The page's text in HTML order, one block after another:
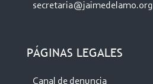
secretaria@jaimedelamo.org
PÁGINAS LEGALES
Canal de denuncia